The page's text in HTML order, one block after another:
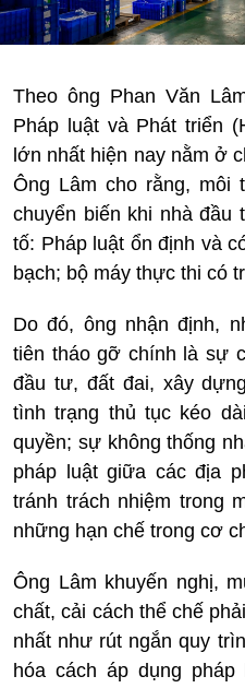
Theo ông Phan Văn
Pháp luật và Phát triển
lớn nhất hiện nay nằm ở
Ông Lâm cho rằng,
chuyển biến khi nhà
tố: Pháp luật ổn định và
bạch; bộ máy thực thi có
Do đó, ông nhận định,
tiên tháo gỡ chính là sự
đầu tư, đất đai, xây
tình trạng thủ tục kéo
quyền; sự không thống
pháp luật giữa các địa
tránh trách nhiệm trong
những hạn chế trong cơ
Ông Lâm khuyến nghị,
chất, cải cách thể chế
nhất như rút ngắn quy
hóa cách áp dụng